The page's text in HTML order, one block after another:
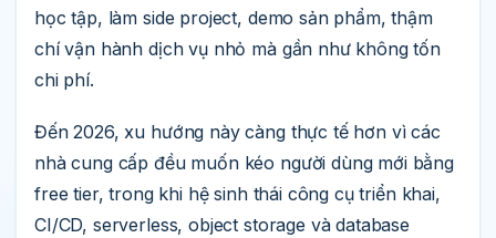
học tập, làm side project, demo sản phẩm, thậm
chí vận hành dịch vụ nhỏ mà gần như không tốn
chi phí.
Đến 2026, xu hướng này càng thực tế hơn vì các
nhà cung cấp đều muốn kéo người dùng mới bằng
free tier, trong khi hệ sinh thái công cụ triển khai,
CI/CD, serverless, object storage và database